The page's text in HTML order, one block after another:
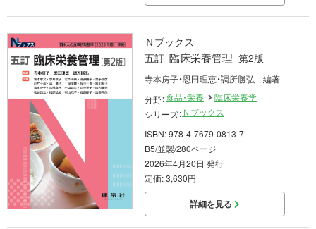
Ｎブックス
五訂 臨床栄養管理 第2版
寺本房子・恩田理恵・調所勝弘 編著
分野：食品・栄養
臨床栄養学
シリーズ： Ｎブックス
ISBN: 978-4-7679-0813-7
B5/並製/280ページ
2026年4月20日 発行
定価: 3,630円
詳細を見る